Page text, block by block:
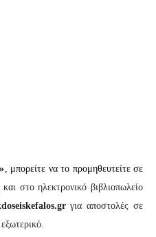
, μπορείτε να το προμηθευτείτε σε
και στο ηλεκτρονικό βιβλιοπωλείο
.gr για αποστολές σε